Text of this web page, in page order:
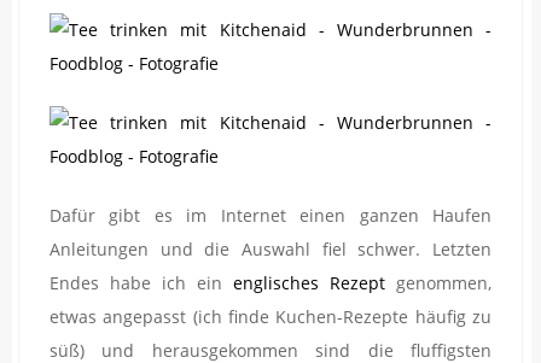
Dafür gibt es im Internet einen ganzen Haufen
Anleitungen und die Auswahl fiel schwer. Letzten
Endes habe ich ein englisches Rezept genommen,
etwas angepasst (ich finde Kuchen-Rezepte häufig zu
süß) und herausgekommen sind die fluffigsten